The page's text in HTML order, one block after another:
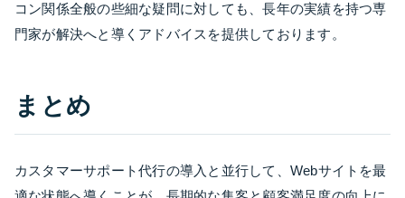
コン関係全般の些細な疑問に対しても、長年の実績を持つ専
門家が解決へと導くアドバイスを提供しております。
まとめ
カスタマーサポート代行の導入と並行して、Webサイトを最